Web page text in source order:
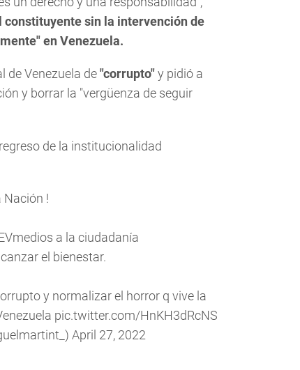
sin la intervención de
en Venezuela.
de Venezuela de"corrupto"y pidió a
y borrar la "vergüenza de seguir
de la institucionalidad
Nación !
a la ciudadanía
el bienestar.
y normalizar el horror q vive la
pic.twitter.com/HnKH3dRcNS
April 27, 2022